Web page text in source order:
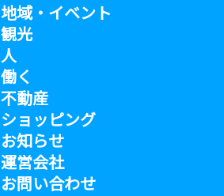
地域・イベント
観光
人
働く
不動産
ショッピング
お知らせ
運営会社
お問い合わせ